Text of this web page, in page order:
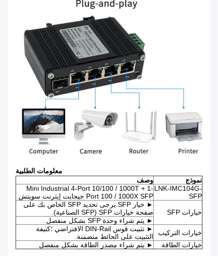
معلومات الطلبية
نموذج
وصف
LNK-IMC104G-
SFP
Mini Industrial 4-Port 10/100 / 1000T + 1-
Port 100 / 1000X SFP جيجابت إيثرنت سويتش
خيارات SFP
► خيار SFP.يرجى تحديد SFP الخاص بك على
صفحة خيارات SFP (SFP الصناعية).
► يتم شراء وحدة SFP بشكل منفصل.
خيارات التركيب
► تثبيت قوس DIN-Rail الافتراضي ؛كتيفة
التثبيت على الحائط متضمنة.
خيارات الطاقة
► يتم شراء مصدر الطاقة بشكل منفصل